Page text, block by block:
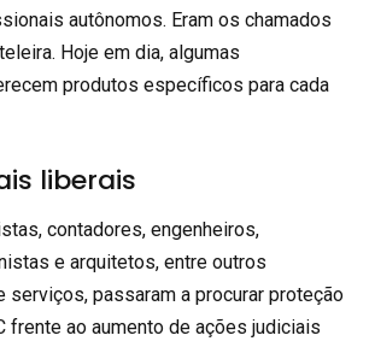
autônomos. Eram os chamados
Hoje em dia, algumas
produtos específicos para cada
liberais
contadores, engenheiros,
e arquitetos, entre outros
serviços, passaram a procurar proteção
frente ao aumento de ações judiciais